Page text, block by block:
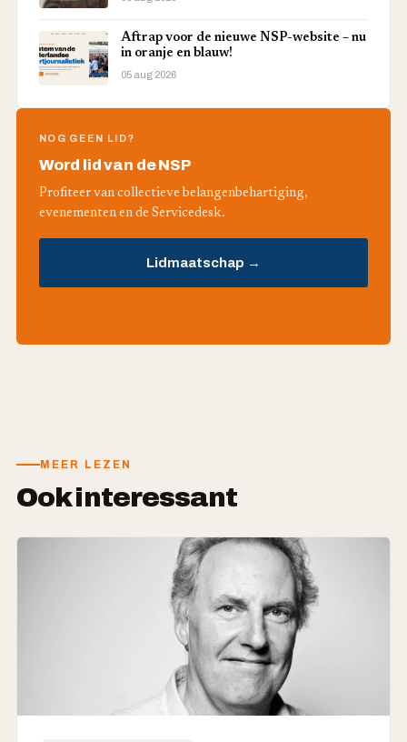
Aftrap voor de nieuwe NSP-website – nu
in oranje en blauw!
05 aug 2026
NOG GEEN LID?
Word lid van de NSP
Profiteer van collectieve belangenbehartiging,
evenementen en de Servicedesk.
Lidmaatschap →
MEER LEZEN
Ook interessant